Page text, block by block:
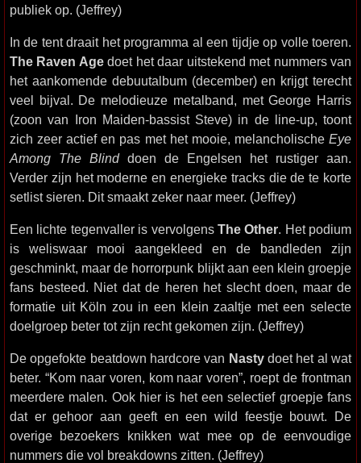
publiek op. (Jeffrey)
In de tent draait het programma al een tijdje op volle toeren.
The Raven Agedoet het daar uitstekend met nummers van
het aankomende debuutalbum (december) en krijgt terecht
veel bijval. De melodieuze metalband, met George Harris
(zoon van Iron Maiden-bassist Steve) in de line-up, toont
zich zeer actief en pas met het mooie, melancholische Eye
Among The Blinddoen de Engelsen het rustiger aan.
Verder zijn het moderne en energieke tracks die de te korte
setlist sieren. Dit smaakt zeker naar meer. (Jeffrey)
Een lichte tegenvaller is vervolgens The Other. Het podium
is weliswaar mooi aangekleed en de bandleden zijn
geschminkt, maar de horrorpunk blijkt aan een klein groepje
fans besteed. Niet dat de heren het slecht doen, maar de
formatie uit Köln zou in een klein zaaltje met een selecte
doelgroep beter tot zijn recht gekomen zijn. (Jeffrey)
De opgefokte beatdown hardcore van Nastydoet het al wat
beter. “Kom naar voren, kom naar voren”, roept de frontman
meerdere malen. Ook hier is het een selectief groepje fans
dat er gehoor aan geeft en een wild feestje bouwt. De
overige bezoekers knikken wat mee op de eenvoudige
nummers die vol breakdowns zitten. (Jeffrey)